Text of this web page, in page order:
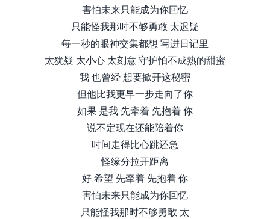
害怕未来只能成为你回忆
只能怪我那时不够勇敢 太迟疑
每一秒的眼神交集都想 写进日记里
太犹疑 太小心 太刻意 守护怕不成熟的甜蜜
我 也曾经 想要掀开这秘密
但他比我更早一步走向了你
如果 是我 先牵着 先抱着 你
说不定现在还能陪着你
时间走得比心跳还急
怪缘分拉开距离
好 希望 先牵着 先抱着 你
害怕未来只能成为你回忆
只能怪我那时不够勇敢 太